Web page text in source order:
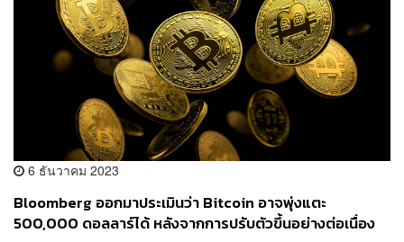
6 ธันวาคม 2023
Bloomberg ออกมาประเมินว่า Bitcoin อาจพุ่งแตะ
500,000 ดอลลาร์ได้ หลังจากการปรับตัวขึ้นอย่างต่อเนื่อง